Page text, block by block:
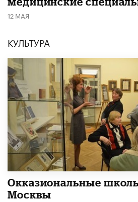
12 МАЯ
КУЛЬТУРА
​Окказиональные
Москвы